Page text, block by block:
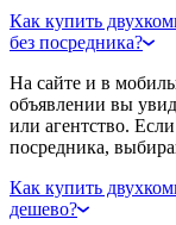
Как купить
без посредника?
На сайте и в
объявлении вы
или агентство.
посредника,
Как купить
дешево?